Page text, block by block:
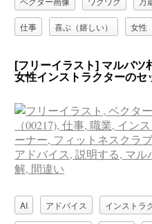
仕事 喜ぶ（嬉しい） 女性
[フリーイラスト] マルバツ
女性インストラクターのセ
AI アドバイス インストラ